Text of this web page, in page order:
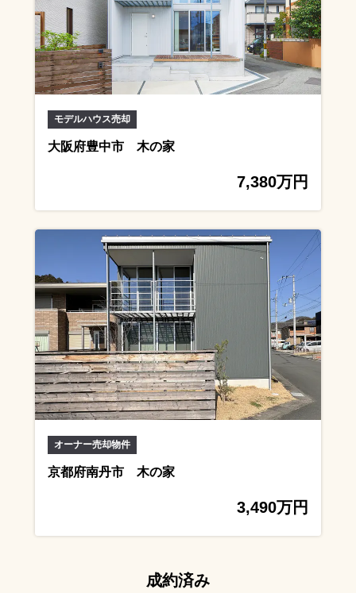
モデルハウス売却
大阪府豊中市 木の家
7,380万円
オーナー売却物件
京都府南丹市 木の家
3,490万円
成約済み